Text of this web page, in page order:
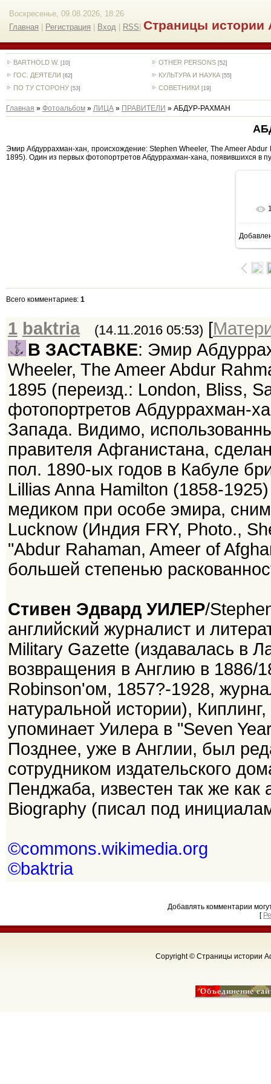
Воскресенье, 09.08.2026, 18:26
Главная
Регистрация Вход RSS Страницы истории
BARTHOLD W. [10] OTHER PERSONS [52]
ГОС. ДЕЯТЕЛИ [62] КУЛЬТУРА И НАУКА [55]
ПО ТУ СТОРОНУ [53] СОВЕТНИКИ [19]
Главная » Фотоальбом» ЛИЦА» ПРАВИТЕЛИ » АБДУР-РАХМАН
Эмир Абдуррахман-хан, происхождение: Stephen Wheeler, The Ameer
1895). Один из первых фотопортретов Абдуррахман-хана, появившихся в
Всего комментариев: 1
1 baktria (14.11.2016 05:53) [
В ЗАСТАВКЕ: Эмир
Wheeler, The Ameer Abdur
1895 (переизд.: London, Bliss,
фотопортретов Абдуррахман-
Запада. Видимо,
правителя Афганистана,
пол. 1890-ых годов в Кабуле
Lillias Anna Hamilton (1858-
медиком при особе эмира,
Lucknow (Индия FRY, Photo.,
"Abdur Rahaman, Ameer of
большей степенью
Стивен Эдвард УИЛЕР/
английский журналист и
Military Gazette (издавалась в
возвращения в Англию в 1886/
Robinson'ом, 1857?-1928,
натуральной истории),
упоминает Уилера в "Seven
Позднее, уже в Англии, был
сотрудником издательского
Пенджаба, известен так же как
Biography (писал под
©commons.wikimedia.org
©baktria
Добавлять комментарии
[
Copyright © Страницы истории